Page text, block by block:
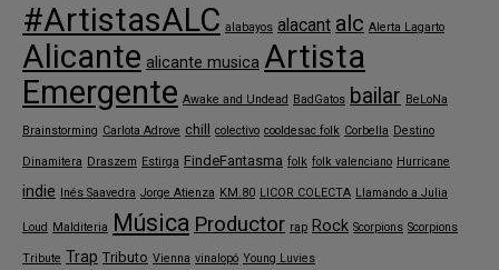
#ArtistasALC alabayos alacant alc Alerta Lagarto
Alicante alicante musica Artista
Emergente Awake and Undead BadGatos bailar BeLoNa
Brainstorming Carlota Adrove chill colectivo cooldesac folk Corbella Destino
Dinamitera Draszem Estirga FindeFantasma folk folk valenciano Hurricane
indie Inés Saavedra Jorge Atienza KM.80 LICOR COLECTA Llamando a Julia
Loud Malditeria Música Productor rap Rock Scorpions Scorpions
Tribute Trap Tributo Vienna vinalopó Young Luvies